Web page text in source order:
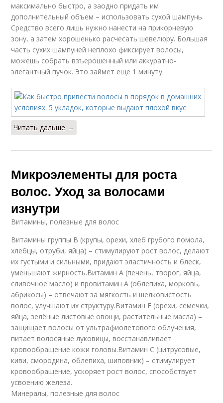
максимально быстро, а заодно придать им
дополнительный объем – использовать сухой шампунь.
Средство всего лишь нужно нанести на прикорневую
зону, а затем хорошенько расчесать шевелюру. Большая
часть сухих шампуней неплохо фиксирует волосы,
можешь собрать взъерошенный или аккуратно-
элегантный пучок. Это займет еще 1 минуту.
Читать дальше →
Микроэлементы для роста
волос. Уход за волосами
изнутри
Витамины, полезные для волос
Витамины группы B (крупы, орехи, хлеб грубого помола,
хлебцы, отруби, яйца) – стимулируют рост волос, делают
их густыми и сильными, придают эластичность и блеск,
уменьшают жирность.Витамин A (печень, творог, яйца,
сливочное масло) и провитамин A (облепиха, морковь,
абрикосы) – отвечают за мягкость и шелковистость
волос, улучшают их структуру.Витамин E (орехи, семечки,
яйца, зелёные листовые овощи, растительные масла) –
защищает волосы от ультрафиолетового облучения,
питает волосяные луковицы, восстанавливает
кровообращение кожи головы.Витамин C (цитрусовые,
киви, смородина, облепиха, шиповник) – стимулирует
кровообращение, ускоряет рост волос, способствует
усвоению железа.
Минералы, полезные для волос